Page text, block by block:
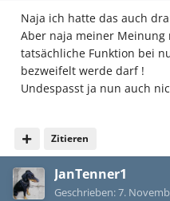
Naja ich hatte das auch
Aber naja meiner
tatsächliche Funktion bei
bezweifelt werde darf !
Undespasst ja nun auch
Zitieren
JanTenner1
Geschrieben:7.